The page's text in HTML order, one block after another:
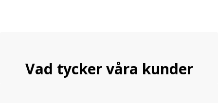
Vad tycker våra kunder